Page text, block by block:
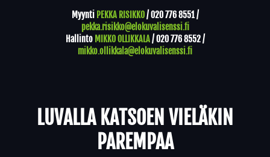
Myynti PEKKA RISIKKO/020 776 8551/
pekka.risikko@elokuvalisenssi.fi
Hallinto MIKKO OLLIKKALA/020 776 8552/
mikko.ollikkala@elokuvalisenssi.fi
LUVALLA KATSOEN VIELÄKIN
PAREMPAA